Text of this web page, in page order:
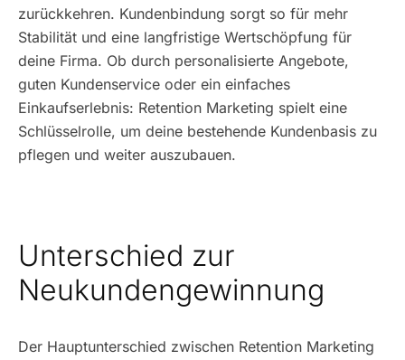
zurückkehren. Kundenbindung sorgt so für mehr
Stabilität und eine langfristige Wertschöpfung für
deine Firma. Ob durch personalisierte Angebote,
guten Kundenservice oder ein einfaches
Einkaufserlebnis: Retention Marketing spielt eine
Schlüsselrolle, um deine bestehende Kundenbasis zu
pflegen und weiter auszubauen.
Unterschied zur
Neukundengewinnung
Der Hauptunterschied zwischen Retention Marketing